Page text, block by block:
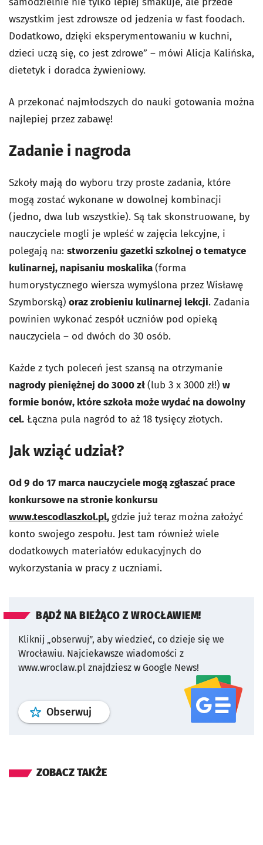
wszystkim jest zdrowsze od jedzenia w fast foodach.
Dodatkowo, dzięki eksperymentowaniu w kuchni,
dzieci uczą się, co jest zdrowe” – mówi Alicja Kalińska,
dietetyk i doradca żywieniowy.
A przekonać najmłodszych do nauki gotowania można
najlepiej przez zabawę!
Zadanie i nagroda
Szkoły mają do wyboru trzy proste zadania, które
mogą zostać wykonane w dowolnej kombinacji
(jedno, dwa lub wszystkie). Są tak skonstruowane, by
nauczyciele mogli je wpleść w zajęcia lekcyjne, i
polegają na: stworzeniu gazetki szkolnej o tematyce
kulinarnej, napisaniu moskalika(forma
humorystycznego wiersza wymyślona przez Wisławę
Szymborską) oraz zrobieniu kulinarnej lekcji. Zadania
powinien wykonać zespół uczniów pod opieką
nauczyciela – od dwóch do 30 osób.
Każde z tych poleceń jest szansą na otrzymanie
nagrody pieniężnej do 3000 zł(lub 3 x 3000 zł!) w
formie bonów, które szkoła może wydać na dowolny
cel. Łączna pula nagród to aż 18 tysięcy złotych.
Jak wziąć udział?
Od 9 do 17 marca nauczyciele mogą zgłaszać prace
konkursowe na stronie konkursu
www.tescodlaszkol.pl,gdzie już teraz można założyć
konto swojego zespołu. Jest tam również wiele
dodatkowych materiałów edukacyjnych do
wykorzystania w pracy z uczniami.
BĄDŹ NA BIEŻĄCO Z WROCŁAWIEM!
Kliknij „obserwuj”, aby wiedzieć, co dzieje się we
Wrocławiu. Najciekawsze wiadomości z
www.wroclaw.pl znajdziesz w Google News!
Obserwuj profil serwisu
ZOBACZ TAKŻE